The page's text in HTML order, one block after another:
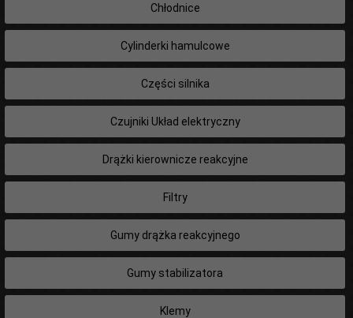
Chłodnice
Cylinderki hamulcowe
Części silnika
Czujniki Układ elektryczny
Drążki kierownicze reakcyjne
Filtry
Gumy drążka reakcyjnego
Gumy stabilizatora
Klemy